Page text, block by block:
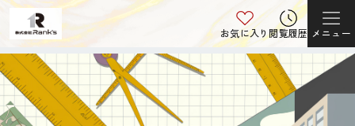
お気に入り閲覧履歴 メニュー